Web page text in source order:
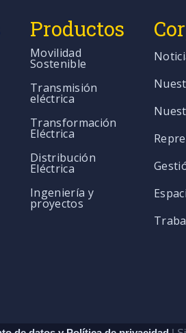
Productos
Movilidad
Sostenible
Transmisión
eléctrica
Transformación
Eléctrica
Distribución
Eléctrica
Ingeniería y
proyectos